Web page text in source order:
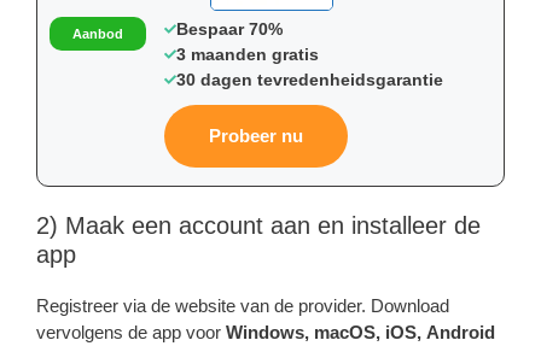
Aanbod
Bespaar 70%
3 maanden gratis
30 dagen tevredenheidsgarantie
Probeer nu
2) Maak een account aan en installeer de
app
Registreer via de website van de provider. Download
vervolgens de app voor Windows, macOS, iOS, Android